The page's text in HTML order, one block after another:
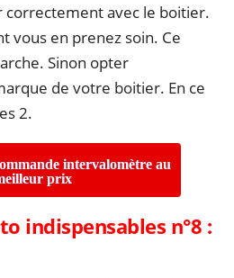
correctement avec le boitier.
vous en prenez soin. Ce
Sinon opter
de votre boitier. En ce
2.
intervalomètre au
prix
indispensables n°8 :